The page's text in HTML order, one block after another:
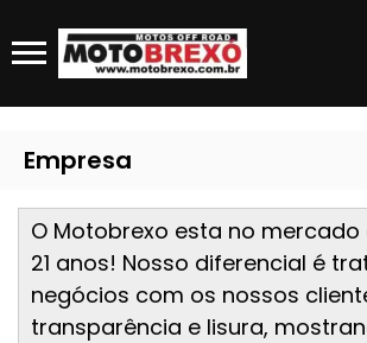
Empresa
O Motobrexo esta no
21 anos! Nosso diferencial é
negócios com os nossos
transparência e lisura,